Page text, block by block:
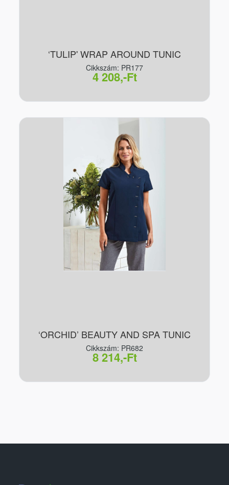
‘TULIP' WRAP AROUND TUNIC
Cikkszám: PR177
4 208,-Ft
‘ORCHID’ BEAUTY AND SPA TUNIC
Cikkszám: PR682
8 214,-Ft